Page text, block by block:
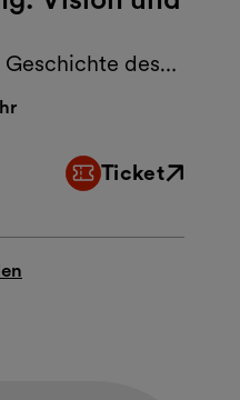
des
Ticket
Externer Link